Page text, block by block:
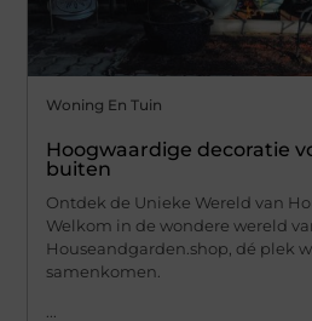
Woning En Tuin
Hoogwaardige decoratie
buiten
Ontdek de Unieke Wereld van
Welkom in de wondere wereld
Houseandgarden.shop, dé plek
samenkomen.